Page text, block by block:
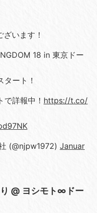
います！
18 in 東京ドー
ート！
詳報中！ https://t.co/
(@njpw1972) Januar
@ ヨシモト∞ドー